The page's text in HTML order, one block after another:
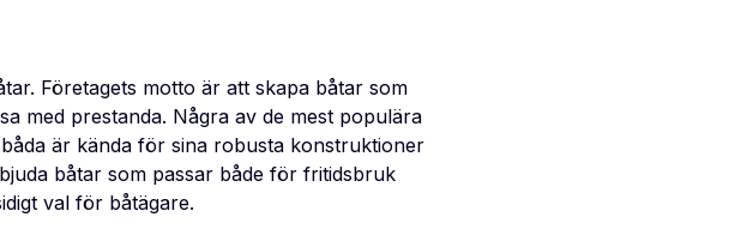
Företagets motto är att skapa båtar som
med prestanda. Några av de mest populära
är kända för sina robusta konstruktioner
båtar som passar både för fritidsbruk
val för båtägare.